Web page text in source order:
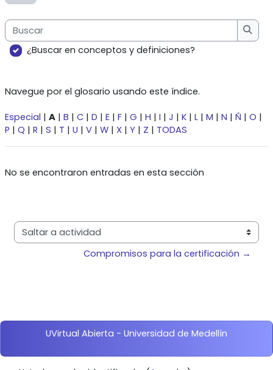
Buscar
¿Buscar en conceptos y definiciones?
Navegue por el glosario usando este índice.
Especial | A | B | C | D | E | F | G | H | I | J | K | L | M | N | Ñ | O |
P | Q | R | S | T | U | V | W | X | Y | Z | TODAS
No se encontraron entradas en esta sección
Saltar a actividad
Compromisos para la certificación →
BloquesUVirtual Abierta - Universidad de Medellín